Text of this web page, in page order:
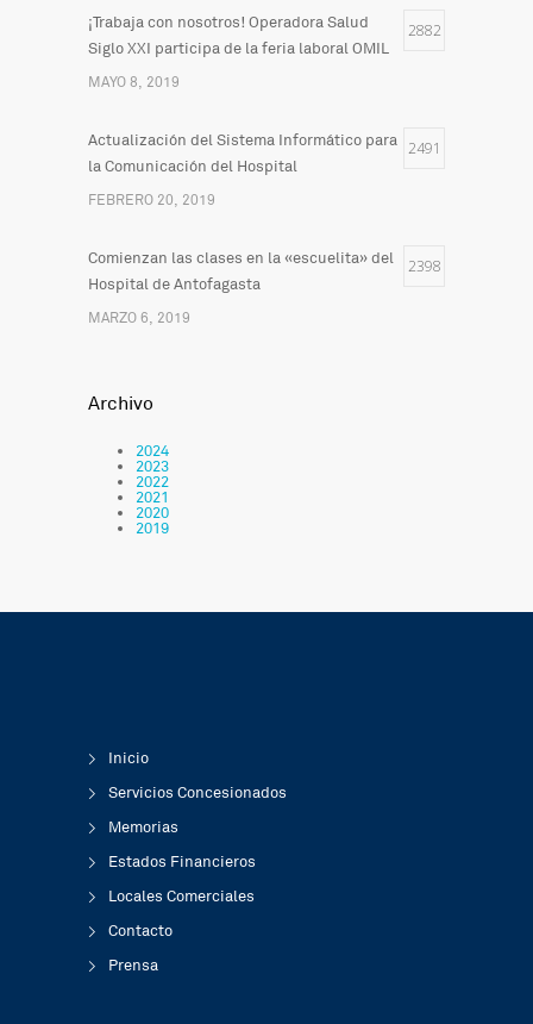
¡Trabaja con nosotros! Operadora Salud
Siglo XXI participa de la feria laboral OMIL
2882
MAYO 8, 2019
Actualización del Sistema Informático para
la Comunicación del Hospital
2491
FEBRERO 20, 2019
Comienzan las clases en la «escuelita» del
Hospital de Antofagasta
2398
MARZO 6, 2019
Archivo
2024
2023
2022
2021
2020
2019
Inicio
Servicios Concesionados
Memorias
Estados Financieros
Locales Comerciales
Contacto
Prensa